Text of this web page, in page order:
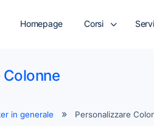
Homepage Corsi
Colonne
in generale Personalizzare